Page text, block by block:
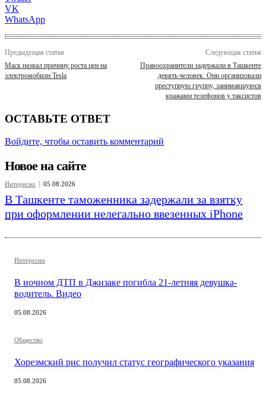
VK
WhatsApp
Предыдущая статья
Маск назвал причину роста цен на
электромобили Tesla
Следующая статья
Правоохранители задержали в Ташкенте
девять человек. Они организовали
преступную группу, занимавшуюся
кражами телефонов у таксистов
ОСТАВЬТЕ ОТВЕТ
Войдите, чтобы оставить комментарий
Новое на сайте
Интересно 05.08.2026
В Ташкенте таможенника задержали за взятку
при оформлении нелегально ввезенных iPhone
Интересно
В ночном ДТП в Джизаке погибла 21-летняя девушка-
водитель. Видео
05.08.2026
Общество
Хорезмский рис получил статус географического указания
05.08.2026